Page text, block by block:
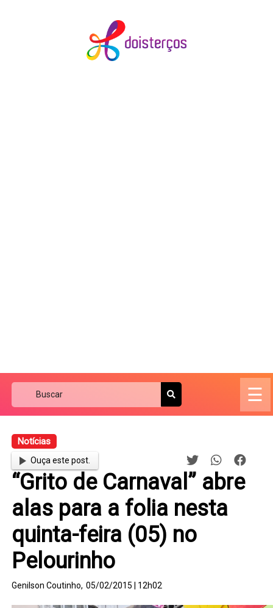
☰
Notícias
Ouça este post.
“Grito de Carnaval” abre
alas para a folia nesta
quinta-feira (05) no
Pelourinho
Genilson Coutinho, 05/02/2015 | 12h02